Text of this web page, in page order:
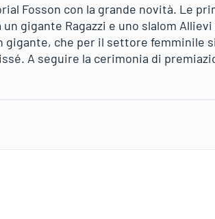
Fosson con la grande novità. Le
gigante Ragazzi e uno slalom
che per il settore femminile
A seguire la cerimonia di